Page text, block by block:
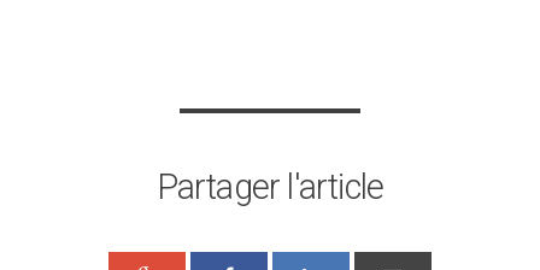
Partager l'article